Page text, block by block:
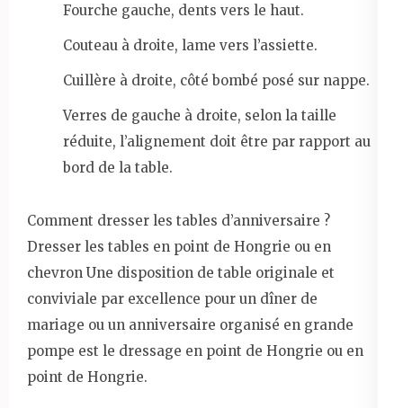
Fourche gauche, dents vers le haut.
Couteau à droite, lame vers l’assiette.
Cuillère à droite, côté bombé posé sur nappe.
Verres de gauche à droite, selon la taille
réduite, l’alignement doit être par rapport au
bord de la table.
Comment dresser les tables d’anniversaire ?
Dresser les tables en point de Hongrie ou en
chevron Une disposition de table originale et
conviviale par excellence pour un dîner de
mariage ou un anniversaire organisé en grande
pompe est le dressage en point de Hongrie ou en
point de Hongrie.